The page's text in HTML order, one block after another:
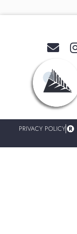
PRIVACY POLICY